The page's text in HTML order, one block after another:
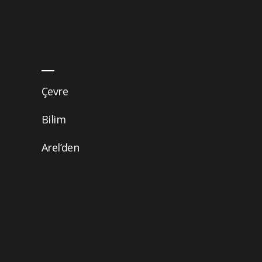
Çevre
Bilim
Arel’den